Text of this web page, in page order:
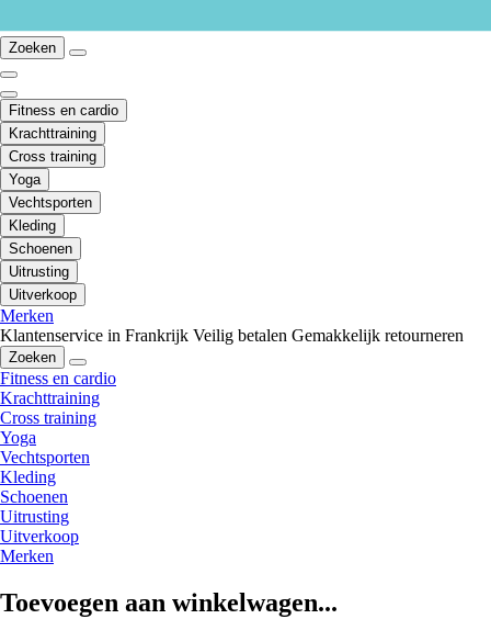
Zoeken
Fitness en cardio
Krachttraining
Cross training
Yoga
Vechtsporten
Kleding
Schoenen
Uitrusting
Uitverkoop
Merken
Klantenservice in Frankrijk Veilig betalen Gemakkelijk retourneren
Zoeken
Fitness en cardio
Krachttraining
Cross training
Yoga
Vechtsporten
Kleding
Schoenen
Uitrusting
Uitverkoop
Merken
Toevoegen aan winkelwagen...